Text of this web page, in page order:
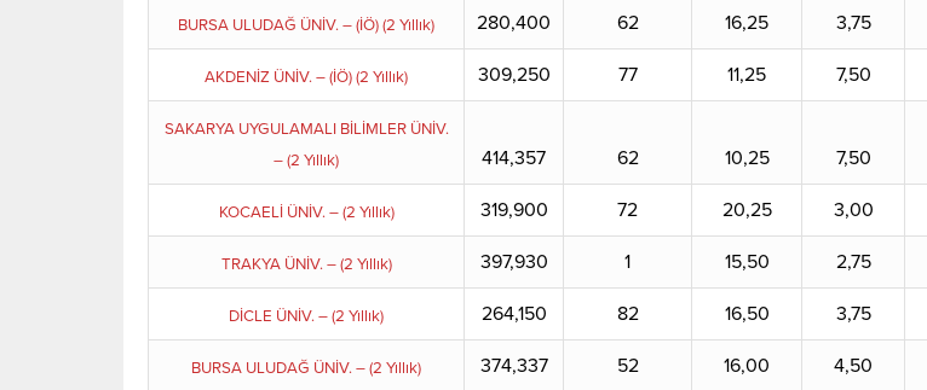
BURSA ULUDAĞ ÜNİV. – (İÖ) (2 Yıllık) 280,400 62 16,25 3,75
AKDENİZ ÜNİV. – (İÖ) (2 Yıllık) 309,250 77 11,25 7,50
SAKARYA UYGULAMALI BİLİMLER ÜNİV.
– (2 Yıllık)
414,357 62 10,25 7,50
KOCAELİ ÜNİV. – (2 Yıllık) 319,900 72 20,25 3,00
TRAKYA ÜNİV. – (2 Yıllık) 397,930 1 15,50 2,75
DİCLE ÜNİV. – (2 Yıllık) 264,150 82 16,50 3,75
BURSA ULUDAĞ ÜNİV. – (2 Yıllık) 374,337 52 16,00 4,50